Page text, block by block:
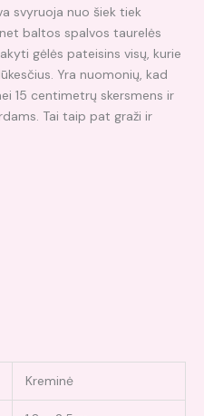
svyruoja nuo šiek tiek
baltos spalvos taurelės
gėlės pateisins visų, kurie
Yra nuomonių, kad
15 centimetrų skersmens ir
Tai taip pat graži ir
Kreminė